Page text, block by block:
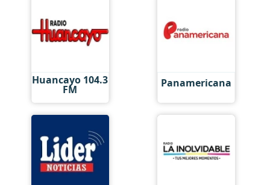
Huancayo 104.3
FM Panamericana